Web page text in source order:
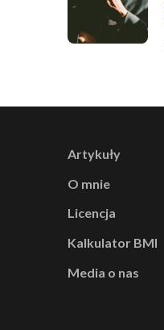
Artykuły
O mnie
Licencja
Kalkulator BMI
Media o nas